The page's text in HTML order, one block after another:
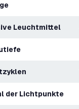
Leuchtmittel
der Lichtpunkte